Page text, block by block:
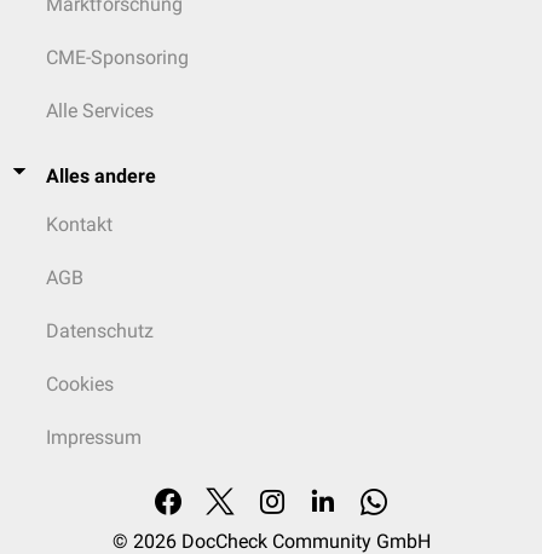
CME-Sponsoring
Alle Services
Alles andere
Kontakt
AGB
Datenschutz
Cookies
Impressum
© 2026 DocCheck Community GmbH